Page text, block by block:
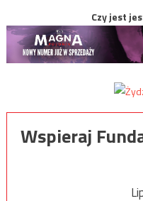
Czy jest
Wspieraj